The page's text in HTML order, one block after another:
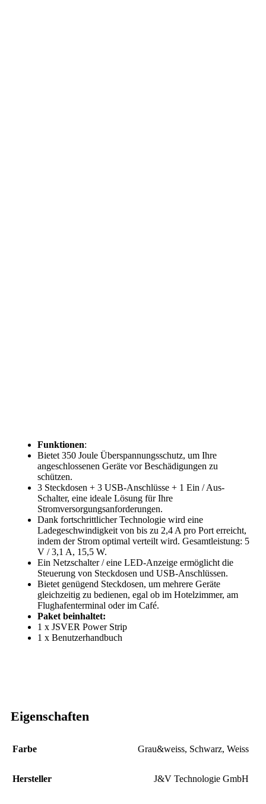
Funktionen:
Bietet 350 Joule Überspannungsschutz, um Ihre
angeschlossenen Geräte vor Beschädigungen zu
schützen.
3 Steckdosen + 3 USB-Anschlüsse + 1 Ein / Aus-
Schalter, eine ideale Lösung für Ihre
Stromversorgungsanforderungen.
Dank fortschrittlicher Technologie wird eine
Ladegeschwindigkeit von bis zu 2,4 A pro Port erreicht,
indem der Strom optimal verteilt wird. Gesamtleistung: 5
V / 3,1 A, 15,5 W.
Ein Netzschalter / eine LED-Anzeige ermöglicht die
Steuerung von Steckdosen und USB-Anschlüssen.
Bietet genügend Steckdosen, um mehrere Geräte
gleichzeitig zu bedienen, egal ob im Hotelzimmer, am
Flughafenterminal oder im Café.
Paket beinhaltet:
1 x JSVER Power Strip
1 x Benutzerhandbuch
Eigenschaften
Farbe Grau&weiss, Schwarz, Weiss
Hersteller ‎J&V Technologie GmbH